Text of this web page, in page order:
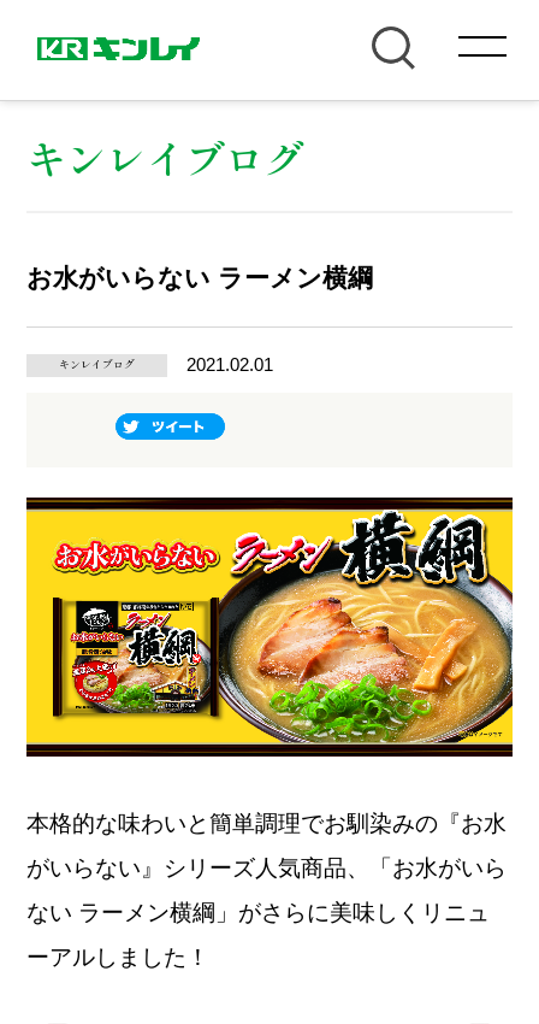
キンレイブログ
お水がいらない ラーメン横綱
キンレイブログ 2021.02.01
本格的な味わいと簡単調理でお馴染みの『お水
がいらない』シリーズ人気商品、「お水がいら
ない ラーメン横綱」がさらに美味しくリニュ
ーアルしました！